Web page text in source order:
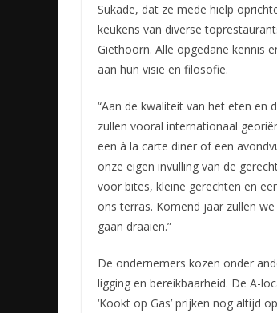
Sukade, dat ze mede hielp
keukens van diverse
Giethoorn. Alle opgedane kennis
aan hun visie en filosofie.
“Aan de kwaliteit van het eten en
zullen vooral internationaal
een à la carte diner of een
onze eigen invulling van de
voor bites, kleine gerechten en
ons terras. Komend jaar zullen
gaan draaien.”
De ondernemers kozen onder
ligging en bereikbaarheid. De A-
‘Kookt op Gas’ prijken nog altijd